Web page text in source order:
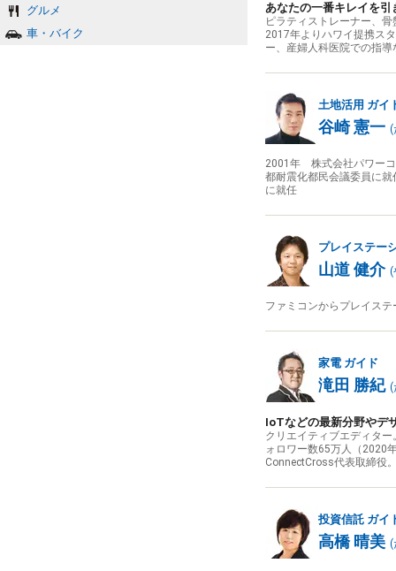
グルメ
車・バイク
あなたの一番キレイを
ピラティストレーナー、
2017年よりハワイ提携ス
ー、産婦人科医院での指
土地活用 ガイ
谷崎 憲一 (
2001年 株式会社パワー
都耐震化都民会議委員に
に就任
プレイステー
山道 健介 (
ファミコンからプレイス
家電 ガイド
滝田 勝紀 (
IoTなどの最新分野やデ
クリエイティブエディタ
ォロワー数65万人（2020
ConnectCross代表取締役
投資信託 ガイ
高橋 晴美 (